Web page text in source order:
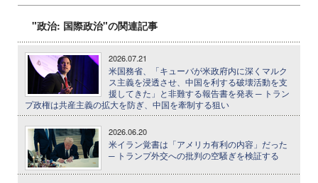
"政治: 国際政治"の関連記事
2026.07.21
米国務省、「キューバが米政府内に深くマルク
ス主義を浸透させ、中国を利する破壊活動を支
援してきた」と非難する報告書を発表 ─ トラン
プ政権は共産主義の拡大を防ぎ、中国を牽制する狙い
2026.06.20
米イラン覚書は「アメリカ有利の内容」だった
─ トランプ外交への批判の空騒ぎを検証する